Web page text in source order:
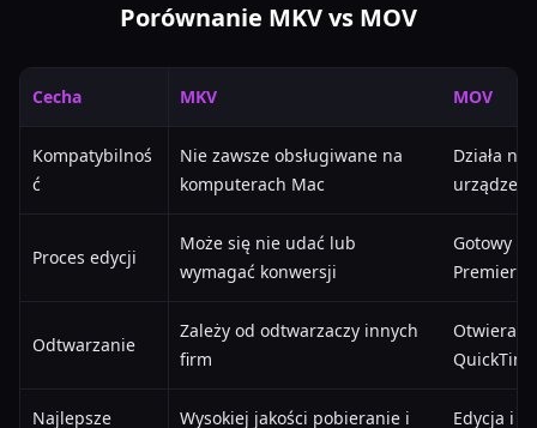
Porównanie MKV vs MOV
Cecha MKV MOV
Kompatybilnoś
ć
Nie zawsze obsługiwane na
komputerach Mac
Działa
Proces edycji
Może się nie udać lub
wymagać konwersji
Gotowy
Premiere
Odtwarzanie
Zależy od odtwarzaczy innych
firm
Otwiera
QuickTime
Najlepsze
Wysokiej jakości pobieranie i
Edycja i